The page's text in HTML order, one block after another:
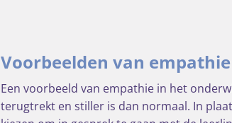
Voorbeelden van
Een voorbeeld van empathie in het
terugtrekt en stiller is dan normaal. In